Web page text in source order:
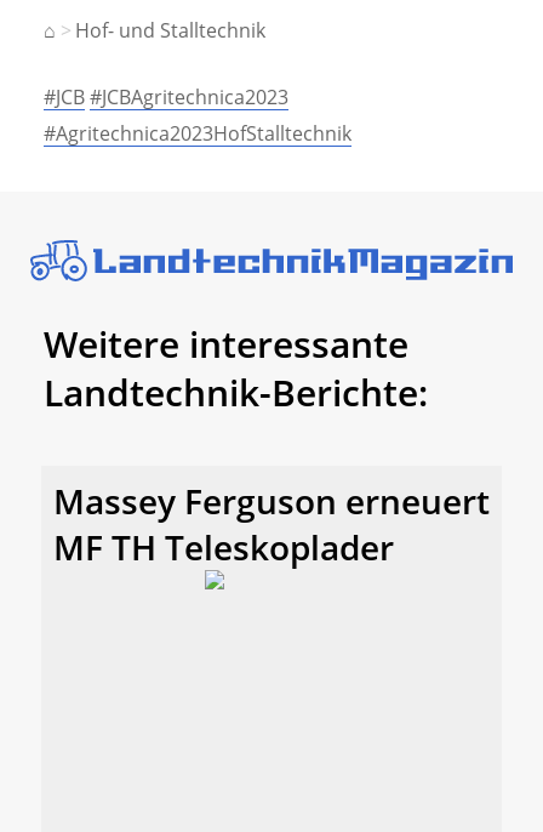
⌂ Hof- und Stalltechnik
#JCB#JCBAgritechnica2023
#Agritechnica2023HofStalltechnik
Weitere interessante
Landtechnik-Berichte:
Massey Ferguson erneuert
MF TH Teleskoplader